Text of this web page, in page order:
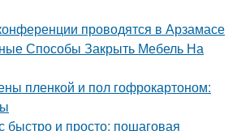
проводятся в Арзамасе
Способы Закрыть Мебель На
пленкой и пол гофрокартоном:
быстро и просто: пошаговая